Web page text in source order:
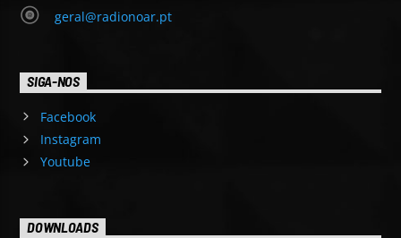
geral@radionoar.pt
SIGA-NOS
Facebook
Instagram
Youtube
DOWNLOADS